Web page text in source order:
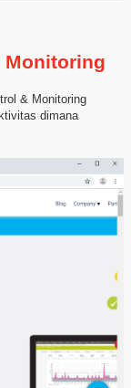
Monitoring
& Monitoring
dimana